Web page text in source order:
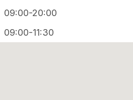
09:00-20:00
09:00-11:30